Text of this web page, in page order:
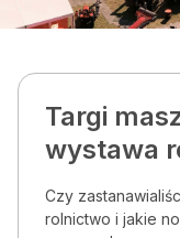
Targi
wystawa
Czy
rolnictwo i jakie